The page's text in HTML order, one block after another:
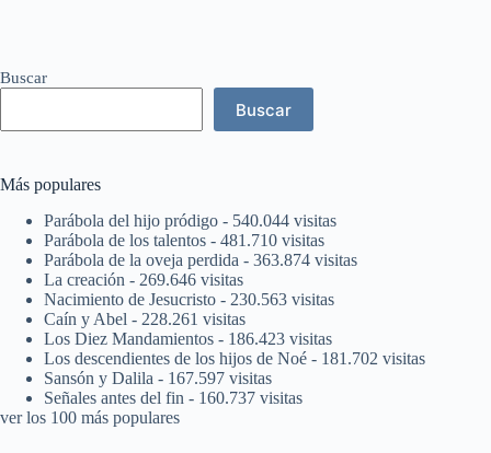
Buscar
Buscar
Más populares
Parábola del hijo pródigo - 540.044 visitas
Parábola de los talentos - 481.710 visitas
Parábola de la oveja perdida - 363.874 visitas
La creación - 269.646 visitas
Nacimiento de Jesucristo - 230.563 visitas
Caín y Abel - 228.261 visitas
Los Diez Mandamientos - 186.423 visitas
Los descendientes de los hijos de Noé - 181.702 visitas
Sansón y Dalila - 167.597 visitas
Señales antes del fin - 160.737 visitas
ver los 100 más populares